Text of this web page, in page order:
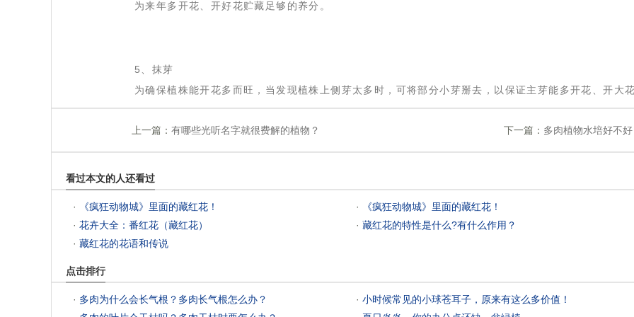
为来年多开花、开好花贮藏足够的养分。
5、抹芽
为确保植株能开花多而旺，当发现植株上侧芽太多时，可将部分小芽掰去，以保证主芽能多开花、开大
上一篇： 有哪些光听名字就很费解的植物？ 下一篇： 多肉植物水培好不
看过本文的人还看过
· 《疯狂动物城》里面的藏红花！ ·
《疯狂动物城》里面的藏红花！
· 花卉大全：番红花（藏红花） · 藏红花的特性是什么?有什么作用？
· 藏红花的花语和传说
点击排行
· 多肉为什么会长气根？多肉长气根怎么办？ · 小时候常见的小球苍耳子，原来有这么多价值！